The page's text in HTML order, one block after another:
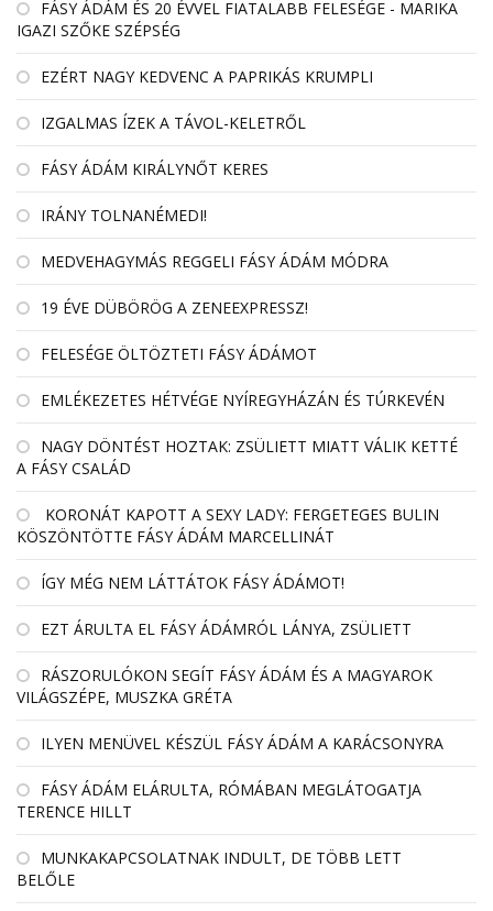
FÁSY ÁDÁM ÉS 20 ÉVVEL FIATALABB FELESÉGE - MARIKA
IGAZI SZŐKE SZÉPSÉG
EZÉRT NAGY KEDVENC A PAPRIKÁS KRUMPLI
IZGALMAS ÍZEK A TÁVOL-KELETRŐL
FÁSY ÁDÁM KIRÁLYNŐT KERES
IRÁNY TOLNANÉMEDI!
MEDVEHAGYMÁS REGGELI FÁSY ÁDÁM MÓDRA
19 ÉVE DÜBÖRÖG A ZENEEXPRESSZ!
FELESÉGE ÖLTÖZTETI FÁSY ÁDÁMOT
EMLÉKEZETES HÉTVÉGE NYÍREGYHÁZÁN ÉS TÚRKEVÉN
NAGY DÖNTÉST HOZTAK: ZSÜLIETT MIATT VÁLIK KETTÉ
A FÁSY CSALÁD
KORONÁT KAPOTT A SEXY LADY: FERGETEGES BULIN
KÖSZÖNTÖTTE FÁSY ÁDÁM MARCELLINÁT
ÍGY MÉG NEM LÁTTÁTOK FÁSY ÁDÁMOT!
EZT ÁRULTA EL FÁSY ÁDÁMRÓL LÁNYA, ZSÜLIETT
RÁSZORULÓKON SEGÍT FÁSY ÁDÁM ÉS A MAGYAROK
VILÁGSZÉPE, MUSZKA GRÉTA
ILYEN MENÜVEL KÉSZÜL FÁSY ÁDÁM A KARÁCSONYRA
FÁSY ÁDÁM ELÁRULTA, RÓMÁBAN MEGLÁTOGATJA
TERENCE HILLT
MUNKAKAPCSOLATNAK INDULT, DE TÖBB LETT
BELŐLE